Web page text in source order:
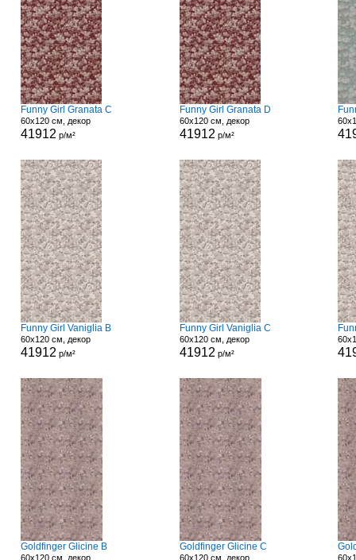
Funny Girl Granata C
60x120 см, декор
41912 р/м²
Funny Girl Granata D
60x120 см, декор
41912 р/м²
Funny Girl Vaniglia B
60x120 см, декор
41912 р/м²
Funny Girl Vaniglia C
60x120 см, декор
41912 р/м²
Goldfinger Glicine B
60x120 см, декор
Goldfinger Glicine C
60x120 см, декор